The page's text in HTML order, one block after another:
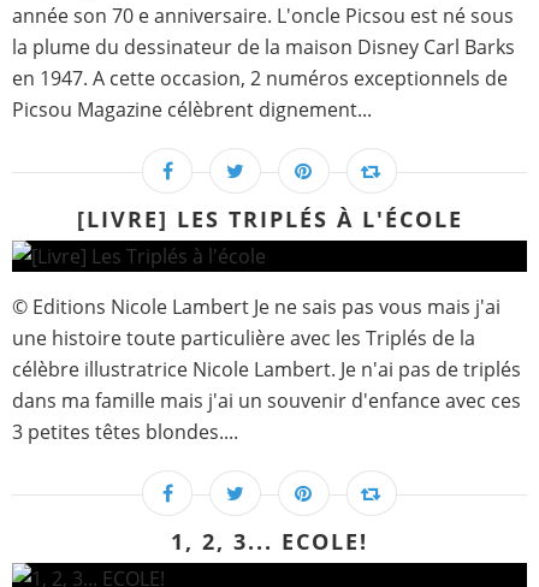
année son 70 e anniversaire. L'oncle Picsou est né sous
la plume du dessinateur de la maison Disney Carl Barks
en 1947. A cette occasion, 2 numéros exceptionnels de
Picsou Magazine célèbrent dignement...
[LIVRE] LES TRIPLÉS À L'ÉCOLE
© Editions Nicole Lambert Je ne sais pas vous mais j'ai
une histoire toute particulière avec les Triplés de la
célèbre illustratrice Nicole Lambert. Je n'ai pas de triplés
dans ma famille mais j'ai un souvenir d'enfance avec ces
3 petites têtes blondes....
1, 2, 3... ECOLE!